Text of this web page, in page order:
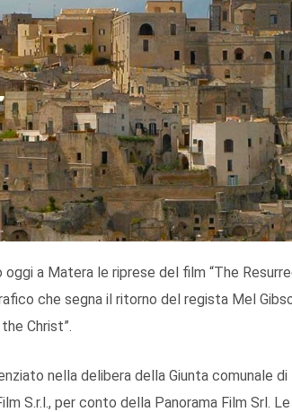
oggi a Matera le riprese del film “The
che segna il ritorno del regista Mel
Christ”.
nella delibera della Giunta comunale
S.r.l., per conto della Panorama Film Srl.